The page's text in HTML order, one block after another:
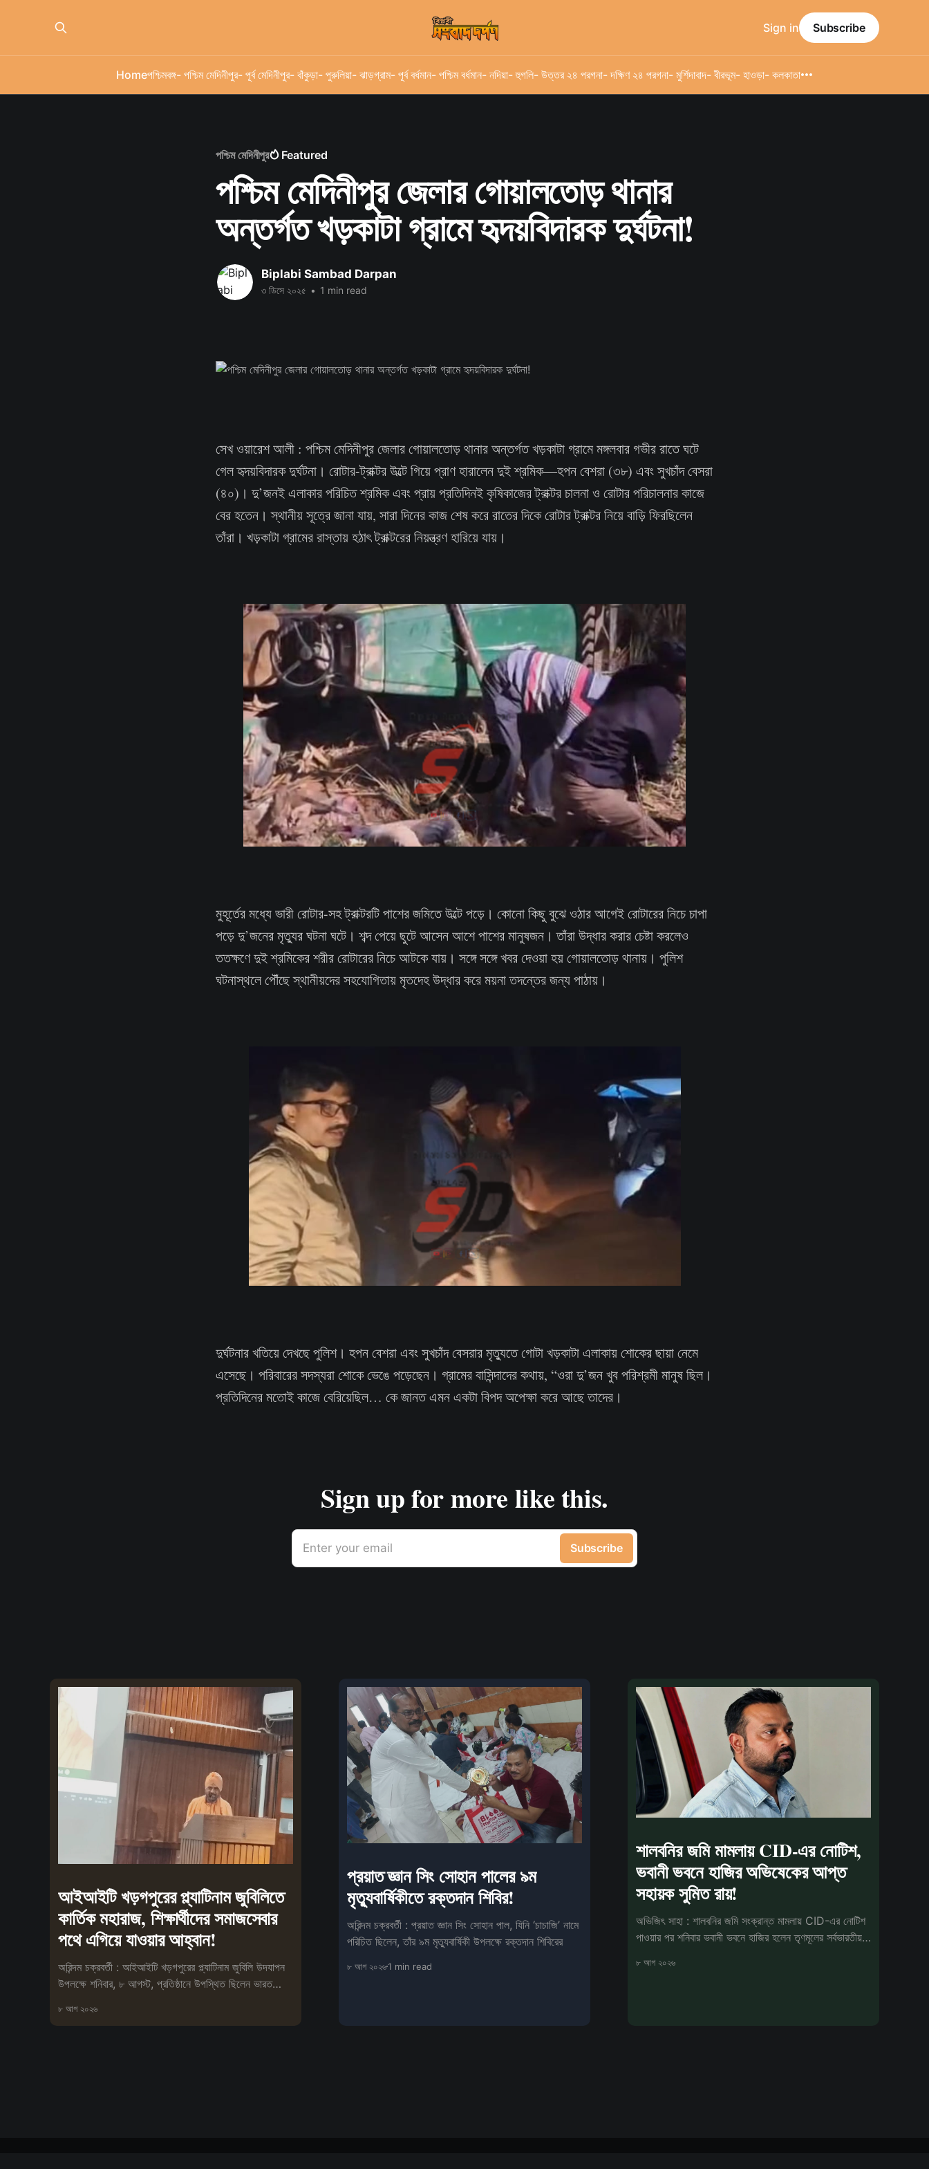
Homeপশ্চিমবঙ্গ- পশ্চিম মেদিনীপুর- পূর্ব মেদিনীপুর- বাঁকুড়া- পুরুলিয়া- ঝাড়গ্রাম- পূর্ব বর্ধমান- পশ্চিম বর্ধমান- নদিয়া- হুগলি- উত্তর ২৪ পরগনা- দক্ষিণ ২৪ পরগনা- মুর্শিদাবাদ- বীরভূম- হাওড়া- কলকাতা
Sign in Subscribe
পশ্চিম মেদিনীপুর Featured
পশ্চিম মেদিনীপুর জেলার গোয়ালতোড় থানার
অন্তর্গত খড়কাটা গ্রামে হৃদয়বিদারক দুর্ঘটনা!
Biplabi Sambad Darpan
৩ ডিসে ২০২৫ • 1 min read
সেখ ওয়ারেশ আলী : পশ্চিম মেদিনীপুর জেলার গোয়ালতোড় থানার অন্তর্গত খড়কাটা গ্রামে মঙ্গলবার গভীর রাতে ঘটে
গেল হৃদয়বিদারক দুর্ঘটনা। রোটার-ট্রাক্টর উল্টে গিয়ে প্রাণ হারালেন দুই শ্রমিক—হপন বেশরা (৩৮) এবং সুখচাঁদ বেসরা
(৪০)। দু’জনই এলাকার পরিচিত শ্রমিক এবং প্রায় প্রতিদিনই কৃষিকাজের ট্রাক্টর চালনা ও রোটার পরিচালনার কাজে
বের হতেন। স্থানীয় সূত্রে জানা যায়, সারা দিনের কাজ শেষ করে রাতের দিকে রোটার ট্রাক্টর নিয়ে বাড়ি ফিরছিলেন
তাঁরা। খড়কাটা গ্রামের রাস্তায় হঠাৎ ট্রাক্টরের নিয়ন্ত্রণ হারিয়ে যায়।
মুহূর্তের মধ্যে ভারী রোটার-সহ ট্রাক্টরটি পাশের জমিতে উল্টে পড়ে। কোনো কিছু বুঝে ওঠার আগেই রোটারের নিচে চাপা
পড়ে দু’জনের মৃত্যুর ঘটনা ঘটে। শব্দ পেয়ে ছুটে আসেন আশে পাশের মানুষজন। তাঁরা উদ্ধার করার চেষ্টা করলেও
ততক্ষণে দুই শ্রমিকের শরীর রোটারের নিচে আটকে যায়। সঙ্গে সঙ্গে খবর দেওয়া হয় গোয়ালতোড় থানায়। পুলিশ
ঘটনাস্থলে পৌঁছে স্থানীয়দের সহযোগিতায় মৃতদেহ উদ্ধার করে ময়না তদন্তের জন্য পাঠায়।
দুর্ঘটনার খতিয়ে দেখছে পুলিশ। হপন বেশরা এবং সুখচাঁদ বেসরার মৃত্যুতে গোটা খড়কাটা এলাকায় শোকের ছায়া নেমে
এসেছে। পরিবারের সদস্যরা শোকে ভেঙে পড়েছেন। গ্রামের বাসিন্দাদের কথায়, “ওরা দু’জন খুব পরিশ্রমী মানুষ ছিল।
প্রতিদিনের মতোই কাজে বেরিয়েছিল… কে জানত এমন একটা বিপদ অপেক্ষা করে আছে তাদের।
Sign up for more like this.
Enter your email Subscribe
আইআইটি খড়গপুরের প্ল্যাটিনাম জুবিলিতে
কার্তিক মহারাজ, শিক্ষার্থীদের সমাজসেবার
পথে এগিয়ে যাওয়ার আহ্বান!
অরিন্দম চক্রবর্তী : আইআইটি খড়গপুরের প্ল্যাটিনাম জুবিলি উদযাপন
উপলক্ষে শনিবার, ৮ আগস্ট, প্রতিষ্ঠানে উপস্থিত ছিলেন ভারত
৮ আগ ২০২৬
প্রয়াত জ্ঞান সিং সোহান পালের ৯ম
মৃত্যুবার্ষিকীতে রক্তদান শিবির!
অরিন্দম চক্রবর্তী : প্রয়াত জ্ঞান সিং সোহান পাল, যিনি ‘চাচাজি’ নামে
পরিচিত ছিলেন, তাঁর ৯ম মৃত্যুবার্ষিকী উপলক্ষে রক্তদান শিবিরের
৮ আগ ২০২৬1 min read
শালবনির জমি মামলায় CID-এর নোটিশ,
ভবানী ভবনে হাজির অভিষেকের আপ্ত
সহায়ক সুমিত রায়!
অভিজিৎ সাহা : শালবনির জমি সংক্রান্ত মামলায় CID-এর নোটিশ
পাওয়ার পর শনিবার ভবানী ভবনে হাজির হলেন তৃণমূলের সর্বভারতীয়
৮ আগ ২০২৬